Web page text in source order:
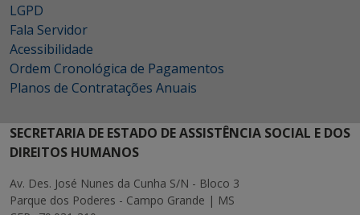
LGPD
Fala Servidor
Acessibilidade
Ordem Cronológica de Pagamentos
Planos de Contratações Anuais
SECRETARIA DE ESTADO DE ASSISTÊNCIA SOCIAL E DOS
DIREITOS HUMANOS
Av. Des. José Nunes da Cunha S/N - Bloco 3
Parque dos Poderes - Campo Grande | MS